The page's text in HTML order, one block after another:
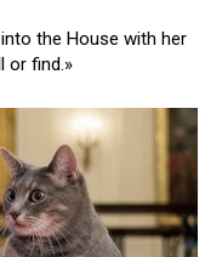
the House with her
or find.»